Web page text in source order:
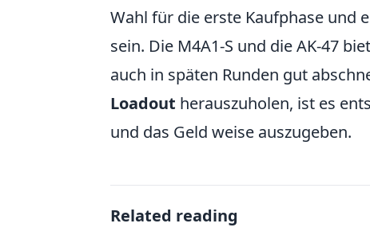
Wahl für die erste Kaufphase und
sein. Die M4A1-S und die AK-47
auch in späten Runden gut
Loadout herauszuholen, ist es
und das Geld weise auszugeben.
Related reading